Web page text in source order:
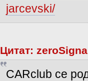
jarcevski/
Цитат:
CARclub се